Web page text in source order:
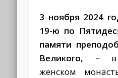
3 ноября 2024
19-ю по
памяти
Великого,
– в
женском